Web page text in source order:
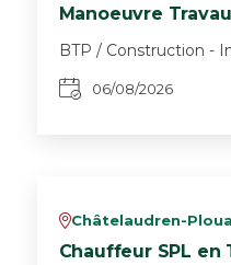
Manoeuvre
BTP / Construction -
06/08/2026
vChâtelaudren-
Chauffeur SPL en